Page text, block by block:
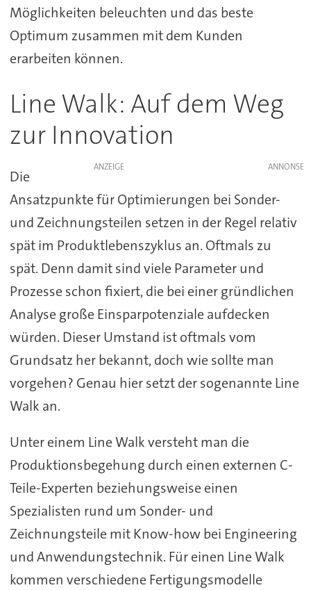
Möglichkeiten beleuchten und das beste
Optimum zusammen mit dem Kunden
erarbeiten können.
Line Walk: Auf dem Weg
zur Innovation
ANZEIGE
Die
Ansatzpunkte für Optimierungen bei Sonder-
und Zeichnungsteilen setzen in der Regel relativ
spät im Produktlebenszyklus an. Oftmals zu
spät. Denn damit sind viele Parameter und
Prozesse schon fixiert, die bei einer gründlichen
Analyse große Einsparpotenziale aufdecken
würden. Dieser Umstand ist oftmals vom
Grundsatz her bekannt, doch wie sollte man
vorgehen? Genau hier setzt der sogenannte Line
Walk an.
Unter einem Line Walk versteht man die
Produktionsbegehung durch einen externen C-
Teile-Experten beziehungsweise einen
Spezialisten rund um Sonder- und
Zeichnungsteile mit Know-how bei Engineering
und Anwendungstechnik. Für einen Line Walk
kommen verschiedene Fertigungsmodelle